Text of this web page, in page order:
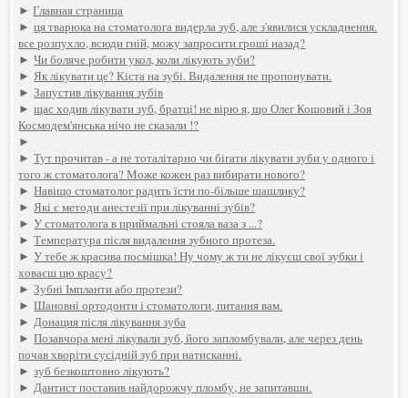
►Главная страница
►ця тварюка на стоматолога видерла зуб, але з'явилися ускладнення.
все розпухло, всюди гній, можу запросити гроші назад?
►Чи боляче робити укол, коли лікують зуби?
►Як лікувати це? Кіста на зубі. Видалення не пропонувати.
►Запустив лікування зубів
►щас ходив лікувати зуб, братці! не вірю я, що Олег Кошовий і Зоя
Космодем'янська нічо не сказали !?
►
►Тут прочитав - а не тоталітарно чи бігати лікувати зуби у одного і
того ж стоматолога? Може кожен раз вибирати нового?
►Навіщо стоматолог радить їсти по-більше шашлику?
►Які є методи анестезії при лікуванні зубів?
►У стоматолога в приймальні стояла ваза з ...?
►Температура після видалення зубного протеза.
►У тебе ж красива посмішка! Ну чому ж ти не лікуєш свої зубки і
ховаєш цю красу?
►Зубні Імпланти або протези?
►Шановні ортодонти і стоматологи, питання вам.
►Донация після лікування зуба
►Позавчора мені лікували зуб, його запломбували, але через день
почав хворіти сусідній зуб при натисканні.
►зуб безкоштовно лікують?
►Дантист поставив найдорожчу пломбу, не запитавши.